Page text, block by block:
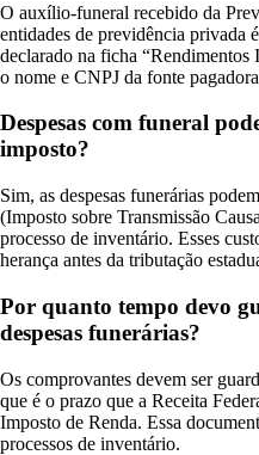
O auxílio-funeral recebido da
entidades de previdência privada
declarado na ficha
o nome e CNPJ da fonte
Despesas com funeral
imposto?
Sim, as despesas funerárias
(Imposto sobre Transmissão
processo de inventário. Esses
herança antes da tributação
Por quanto tempo devo
despesas funerárias?
Os comprovantes devem ser
que é o prazo que a Receita
Imposto de Renda. Essa
processos de inventário.